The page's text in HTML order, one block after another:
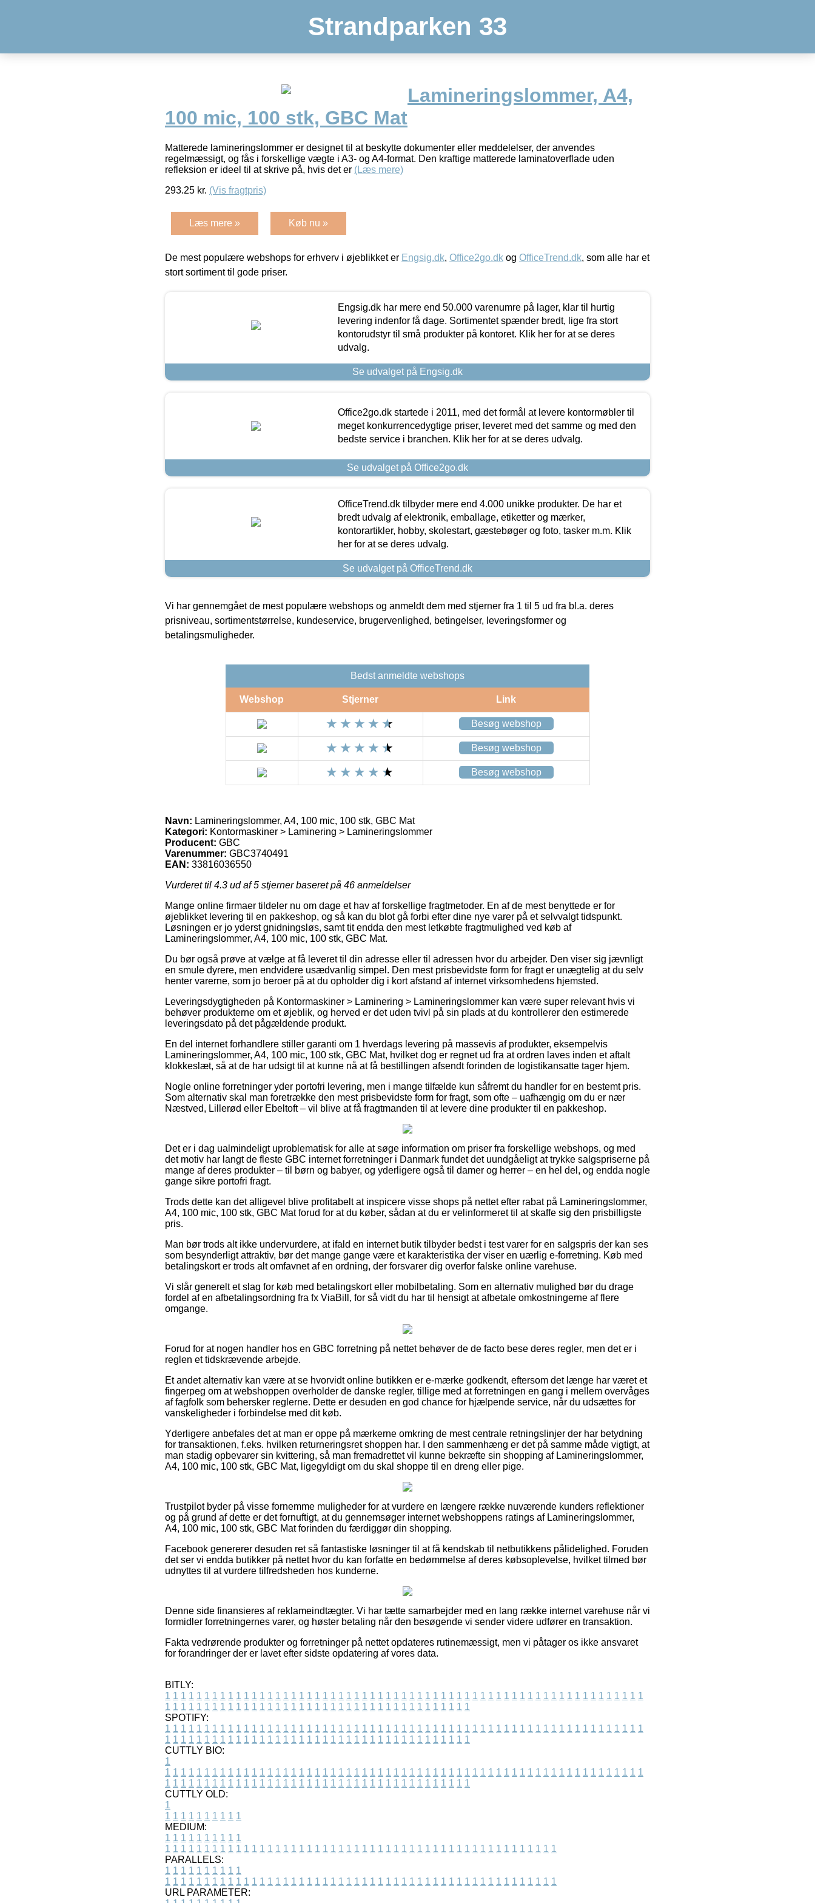
Strandparken 33
Lamineringslommer, A4,
100 mic, 100 stk, GBC Mat
Matterede lamineringslommer er designet til at beskytte dokumenter eller meddelelser, der anvendes
regelmæssigt, og fås i forskellige vægte i A3- og A4-format. Den kraftige matterede laminatoverflade uden
refleksion er ideel til at skrive på, hvis det er (Læs mere)
293.25 kr. (Vis fragtpris)
Læs mere » Køb nu »
De mest populære webshops for erhverv i øjeblikket er Engsig.dk, Office2go.dk og OfficeTrend.dk, som alle har et
stort sortiment til gode priser.
Engsig.dk har mere end 50.000 varenumre på lager, klar til hurtig
levering indenfor få dage. Sortimentet spænder bredt, lige fra stort
kontorudstyr til små produkter på kontoret. Klik her for at se deres
udvalg.
Se udvalget på Engsig.dk
Office2go.dk startede i 2011, med det formål at levere kontormøbler til
meget konkurrencedygtige priser, leveret med det samme og med den
bedste service i branchen. Klik her for at se deres udvalg.
Se udvalget på Office2go.dk
OfficeTrend.dk tilbyder mere end 4.000 unikke produkter. De har et
bredt udvalg af elektronik, emballage, etiketter og mærker,
kontorartikler, hobby, skolestart, gæstebøger og foto, tasker m.m. Klik
her for at se deres udvalg.
Se udvalget på OfficeTrend.dk
Vi har gennemgået de mest populære webshops og anmeldt dem med stjerner fra 1 til 5 ud fra bl.a. deres
prisniveau, sortimentstørrelse, kundeservice, brugervenlighed, betingelser, leveringsformer og
betalingsmuligheder.
Bedst anmeldte webshops
Webshop Stjerner Link
Besøg webshop
Besøg webshop
Besøg webshop
Navn: Lamineringslommer, A4, 100 mic, 100 stk, GBC Mat
Kategori: Kontormaskiner > Laminering > Lamineringslommer
Producent: GBC
Varenummer: GBC3740491
EAN: 33816036550
Vurderet til 4.3 ud af 5 stjerner baseret på 46 anmeldelser
Mange online firmaer tildeler nu om dage et hav af forskellige fragtmetoder. En af de mest benyttede er for
øjeblikket levering til en pakkeshop, og så kan du blot gå forbi efter dine nye varer på et selvvalgt tidspunkt.
Løsningen er jo yderst gnidningsløs, samt tit endda den mest letkøbte fragtmulighed ved køb af
Lamineringslommer, A4, 100 mic, 100 stk, GBC Mat.
Du bør også prøve at vælge at få leveret til din adresse eller til adressen hvor du arbejder. Den viser sig jævnligt
en smule dyrere, men endvidere usædvanlig simpel. Den mest prisbevidste form for fragt er unægtelig at du selv
henter varerne, som jo beroer på at du opholder dig i kort afstand af internet virksomhedens hjemsted.
Leveringsdygtigheden på Kontormaskiner > Laminering > Lamineringslommer kan være super relevant hvis vi
behøver produkterne om et øjeblik, og herved er det uden tvivl på sin plads at du kontrollerer den estimerede
leveringsdato på det pågældende produkt.
En del internet forhandlere stiller garanti om 1 hverdags levering på massevis af produkter, eksempelvis
Lamineringslommer, A4, 100 mic, 100 stk, GBC Mat, hvilket dog er regnet ud fra at ordren laves inden et aftalt
klokkeslæt, så at de har udsigt til at kunne nå at få bestillingen afsendt forinden de logistikansatte tager hjem.
Nogle online forretninger yder portofri levering, men i mange tilfælde kun såfremt du handler for en bestemt pris.
Som alternativ skal man foretrække den mest prisbevidste form for fragt, som ofte – uafhængig om du er nær
Næstved, Lillerød eller Ebeltoft – vil blive at få fragtmanden til at levere dine produkter til en pakkeshop.
Det er i dag ualmindeligt uproblematisk for alle at søge information om priser fra forskellige webshops, og med
det motiv har langt de fleste GBC internet forretninger i Danmark fundet det uundgåeligt at trykke salgspriserne på
mange af deres produkter – til børn og babyer, og yderligere også til damer og herrer – en hel del, og endda nogle
gange sikre portofri fragt.
Trods dette kan det alligevel blive profitabelt at inspicere visse shops på nettet efter rabat på Lamineringslommer,
A4, 100 mic, 100 stk, GBC Mat forud for at du køber, sådan at du er velinformeret til at skaffe sig den prisbilligste
pris.
Man bør trods alt ikke undervurdere, at ifald en internet butik tilbyder bedst i test varer for en salgspris der kan ses
som besynderligt attraktiv, bør det mange gange være et karakteristika der viser en uærlig e-forretning. Køb med
betalingskort er trods alt omfavnet af en ordning, der forsvarer dig overfor falske online varehuse.
Vi slår generelt et slag for køb med betalingskort eller mobilbetaling. Som en alternativ mulighed bør du drage
fordel af en afbetalingsordning fra fx ViaBill, for så vidt du har til hensigt at afbetale omkostningerne af flere
omgange.
Forud for at nogen handler hos en GBC forretning på nettet behøver de de facto bese deres regler, men det er i
reglen et tidskrævende arbejde.
Et andet alternativ kan være at se hvorvidt online butikken er e-mærke godkendt, eftersom det længe har været et
fingerpeg om at webshoppen overholder de danske regler, tillige med at forretningen en gang i mellem overvåges
af fagfolk som behersker reglerne. Dette er desuden en god chance for hjælpende service, når du udsættes for
vanskeligheder i forbindelse med dit køb.
Yderligere anbefales det at man er oppe på mærkerne omkring de mest centrale retningslinjer der har betydning
for transaktionen, f.eks. hvilken returneringsret shoppen har. I den sammenhæng er det på samme måde vigtigt, at
man stadig opbevarer sin kvittering, så man fremadrettet vil kunne bekræfte sin shopping af Lamineringslommer,
A4, 100 mic, 100 stk, GBC Mat, ligegyldigt om du skal shoppe til en dreng eller pige.
Trustpilot byder på visse fornemme muligheder for at vurdere en længere række nuværende kunders reflektioner
og på grund af dette er det fornuftigt, at du gennemsøger internet webshoppens ratings af Lamineringslommer,
A4, 100 mic, 100 stk, GBC Mat forinden du færdiggør din shopping.
Facebook genererer desuden ret så fantastiske løsninger til at få kendskab til netbutikkens pålidelighed. Foruden
det ser vi endda butikker på nettet hvor du kan forfatte en bedømmelse af deres købsoplevelse, hvilket tilmed bør
udnyttes til at vurdere tilfredsheden hos kunderne.
Denne side finansieres af reklameindtægter. Vi har tætte samarbejder med en lang række internet varehuse når vi
formidler forretningernes varer, og høster betaling når den besøgende vi sender videre udfører en transaktion.
Fakta vedrørende produkter og forretninger på nettet opdateres rutinemæssigt, men vi påtager os ikke ansvaret
for forandringer der er lavet efter sidste opdatering af vores data.
BITLY:
1 1 1 1 1 1 1 1 1 1 1 1 1 1 1 1 1 1 1 1 1 1 1 1 1 1 1 1 1 1 1 1 1 1 1 1 1 1 1 1 1 1 1 1 1 1 1 1 1 1 1 1 1 1 1 1 1 1 1 1 1
1 1 1 1 1 1 1 1 1 1 1 1 1 1 1 1 1 1 1 1 1 1 1 1 1 1 1 1 1 1 1 1 1 1 1 1 1 1 1
SPOTIFY:
1 1 1 1 1 1 1 1 1 1 1 1 1 1 1 1 1 1 1 1 1 1 1 1 1 1 1 1 1 1 1 1 1 1 1 1 1 1 1 1 1 1 1 1 1 1 1 1 1 1 1 1 1 1 1 1 1 1 1 1 1
1 1 1 1 1 1 1 1 1 1 1 1 1 1 1 1 1 1 1 1 1 1 1 1 1 1 1 1 1 1 1 1 1 1 1 1 1 1 1
CUTTLY BIO:
1
1 1 1 1 1 1 1 1 1 1 1 1 1 1 1 1 1 1 1 1 1 1 1 1 1 1 1 1 1 1 1 1 1 1 1 1 1 1 1 1 1 1 1 1 1 1 1 1 1 1 1 1 1 1 1 1 1 1 1 1 1
1 1 1 1 1 1 1 1 1 1 1 1 1 1 1 1 1 1 1 1 1 1 1 1 1 1 1 1 1 1 1 1 1 1 1 1 1 1 1
CUTTLY OLD:
1
1 1 1 1 1 1 1 1 1 1
MEDIUM:
1 1 1 1 1 1 1 1 1 1
1 1 1 1 1 1 1 1 1 1 1 1 1 1 1 1 1 1 1 1 1 1 1 1 1 1 1 1 1 1 1 1 1 1 1 1 1 1 1 1 1 1 1 1 1 1 1 1 1 1
PARALLELS:
1 1 1 1 1 1 1 1 1 1
1 1 1 1 1 1 1 1 1 1 1 1 1 1 1 1 1 1 1 1 1 1 1 1 1 1 1 1 1 1 1 1 1 1 1 1 1 1 1 1 1 1 1 1 1 1 1 1 1 1
URL PARAMETER: